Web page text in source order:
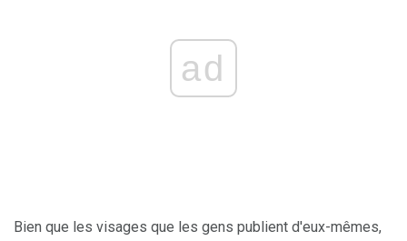
ad
Bien que les visages que les gens publient d'eux-mêmes,